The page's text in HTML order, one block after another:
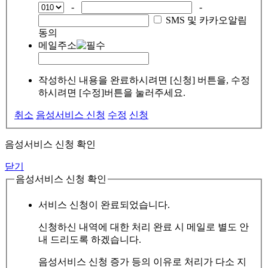
-
-
SMS 및 카카오알림
동의
메일주소
작성하신 내용을 완료하시려면 [신청] 버튼을, 수정
하시려면 [수정]버튼을 눌러주세요.
취소 음성서비스 신청 수정 신청
음성서비스 신청 확인
닫기
음성서비스 신청 확인
서비스 신청이 완료되었습니다.
신청하신 내역에 대한 처리 완료 시 메일로 별도 안
내 드리도록 하겠습니다.
음성서비스 신청 증가 등의 이유로 처리가 다소 지